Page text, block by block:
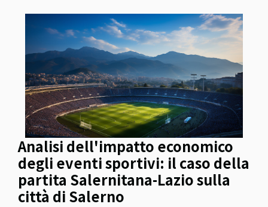
Analisi dell'impatto economico
degli eventi sportivi: il caso della
partita Salernitana-Lazio sulla
città di Salerno